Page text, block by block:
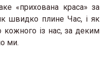
«прихована краса» за
швидко плине Час, і як
кожного із нас, за деким
ми.